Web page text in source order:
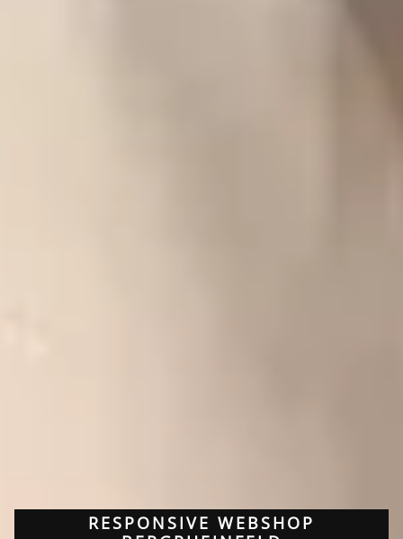
RESPONSIVE WEBSHOP